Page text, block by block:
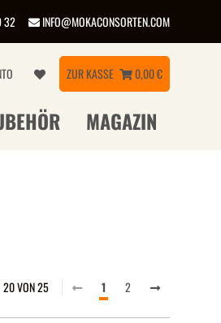
32 INFO@MOKACONSORTEN.COM
ZUR KASSE 0,00 €
MAGAZIN
20 VON 25 1 2